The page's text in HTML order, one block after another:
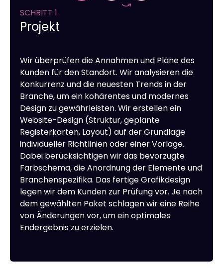
SCHRITT 1
Projekt
Wir überprüfen die Annahmen und Pläne des
Kunden für den Standort. Wir analysieren die
Konkurrenz und die neuesten Trends in der
Branche, um ein kohärentes und modernes
Design zu gewährleisten. Wir erstellen ein
Website-Design (Struktur, geplante
Registerkarten, Layout) auf der Grundlage
individueller Richtlinien oder einer Vorlage.
Dabei berücksichtigen wir das bevorzugte
Farbschema, die Anordnung der Elemente und
Branchenspezifika. Das fertige Grafikdesign
legen wir dem Kunden zur Prüfung vor. Je nach
dem gewählten Paket schlagen wir eine Reihe
von Änderungen vor, um ein optimales
Endergebnis zu erzielen.